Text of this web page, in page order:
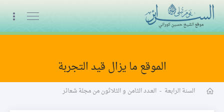
البث المباشر
الموقع ما يزال قيد التجربة
السنة الرابعة - العـدد الثامن و الثلاثون من مجلة شعائر